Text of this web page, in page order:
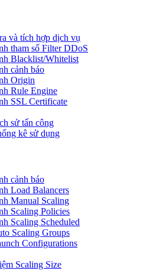
và tích hợp dịch vụ
tham số Filter DDoS
Blacklist/Whitelist
cảnh báo
Origin
Rule Engine
SSL Certificate
sử tấn công
kê sử dụng
cảnh báo
Load Balancers
Manual Scaling
Scaling Policies
Scaling Scheduled
Scaling Groups
Configurations
Scaling Size